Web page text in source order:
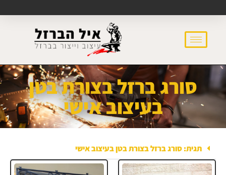
סורג ברזל בצורת בטן
בעיצוב אישי
תגית: סורג ברזל בצורת בטן בעיצוב אישי